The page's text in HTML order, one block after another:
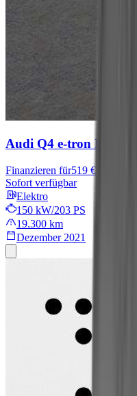
Audi Q4 e-tron Basis
Finanzieren für519 € mtl.
Sofort verfügbar
Elektro
150 kW/203 PS
19.300 km
Dezember 2021